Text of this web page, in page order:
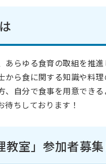
らゆる食育の取組を推進
から食に関する知識や料
自分で食事を用意でき
ちしております！
室」参加者募集